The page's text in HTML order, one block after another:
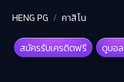
HENG PG คาสิโน
สมัครรับเครดิตฟรี ดูบอ